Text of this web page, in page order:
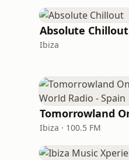
Absolute Chillout
Ibiza
Ibiza · 100.5 FM